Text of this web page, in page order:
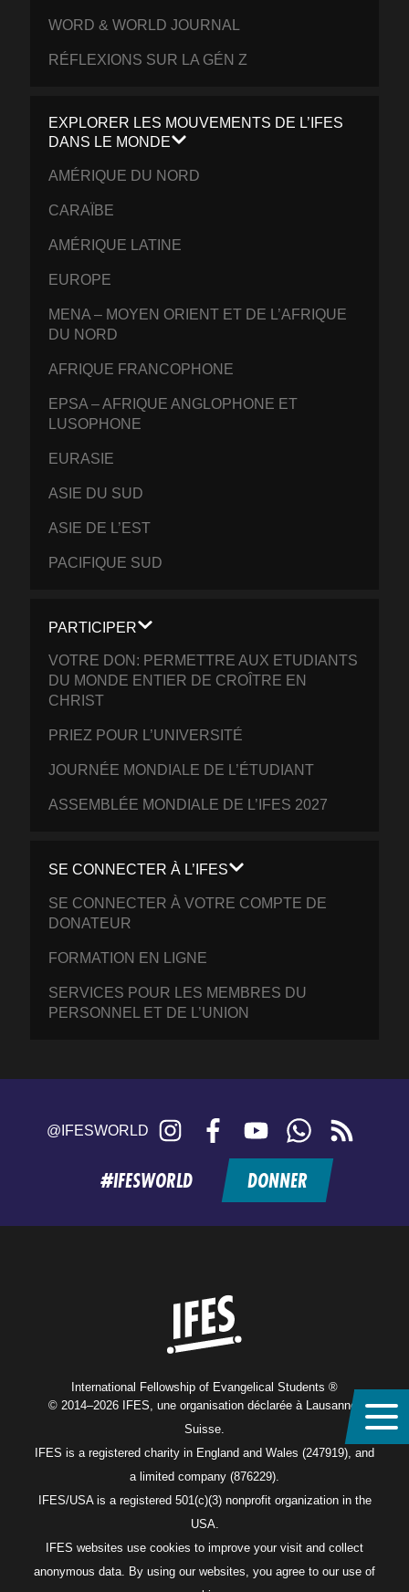
WORD & WORLD JOURNAL
RÉFLEXIONS SUR LA GÉN Z
EXPLORER LES MOUVEMENTS DE L’IFES
DANS LE MONDE
AMÉRIQUE DU NORD
CARAÏBE
AMÉRIQUE LATINE
EUROPE
MENA – MOYEN ORIENT ET DE L’AFRIQUE
DU NORD
AFRIQUE FRANCOPHONE
EPSA – AFRIQUE ANGLOPHONE ET
LUSOPHONE
EURASIE
ASIE DU SUD
ASIE DE L’EST
PACIFIQUE SUD
PARTICIPER
VOTRE DON: PERMETTRE AUX ETUDIANTS
DU MONDE ENTIER DE CROÎTRE EN
CHRIST
PRIEZ POUR L’UNIVERSITÉ
JOURNÉE MONDIALE DE L’ÉTUDIANT
ASSEMBLÉE MONDIALE DE L’IFES 2027
SE CONNECTER À L’IFES
SE CONNECTER À VOTRE COMPTE DE
DONATEUR
FORMATION EN LIGNE
SERVICES POUR LES MEMBRES DU
PERSONNEL ET DE L’UNION
@IFESWORLD Instagram FacebookYouTubeWhatsApp
feed
#IFESWORLD DONNER
International Fellowship of Evangelical Students ®
© 2014–2026 IFES, une organisation déclarée à Lausanne,
Suisse.
IFES is a registered charity in England and Wales (247919), and
a limited company (876229).
IFES/USA is a registered 501(c)(3) nonprofit organization in the
USA.
IFES websites use cookies to improve your visit and collect
anonymous data. By using our websites, you agree to our use of